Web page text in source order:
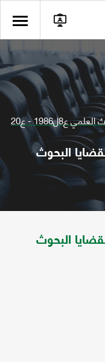
مجلة اليمن واليمن الجديد تعني بقضايا البحوث العلمي ع8ل1986 - ع20
البحوث
البحوث